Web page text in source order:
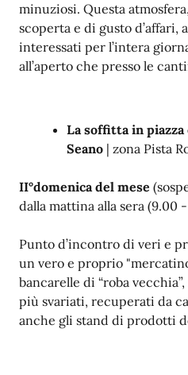
minuziosi. Questa
scoperta e di gusto d’affari,
interessati per l’intera
all’aperto che presso le
La soffitta in piazza
Seano | zona Pista
II°domenica del mese
dalla mattina alla sera (9.00 -
Punto d’incontro di veri e
un vero e proprio
bancarelle di “roba
più svariati, recuperati da
anche gli stand di prodotti